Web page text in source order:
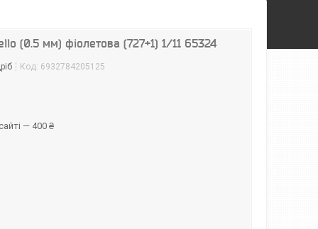
(0.5 мм) фіолетова (727+1) 1/11 65324
Код: 6932784205125
— 400 ₴